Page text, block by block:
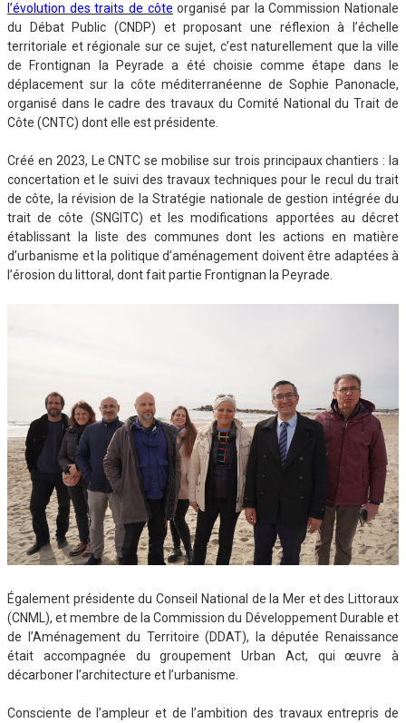
l’évolution des traits de côte organisé par la Commission Nationale
du Débat Public (CNDP) et proposant une réflexion à l’échelle
territoriale et régionale sur ce sujet, c’est naturellement que la ville
de Frontignan la Peyrade a été choisie comme étape dans le
déplacement sur la côte méditerranéenne de Sophie Panonacle,
organisé dans le cadre des travaux du Comité National du Trait de
Côte (CNTC) dont elle est présidente.
Créé en 2023, Le CNTC se mobilise sur trois principaux chantiers : la
concertation et le suivi des travaux techniques pour le recul du trait
de côte, la révision de la Stratégie nationale de gestion intégrée du
trait de côte (SNGITC) et les modifications apportées au décret
établissant la liste des communes dont les actions en matière
d’urbanisme et la politique d’aménagement doivent être adaptées à
l’érosion du littoral, dont fait partie Frontignan la Peyrade.
Également présidente du Conseil National de la Mer et des Littoraux
(CNML), et membre de la Commission du Développement Durable et
de l’Aménagement du Territoire (DDAT), la députée Renaissance
était accompagnée du groupement Urban Act, qui œuvre à
décarboner l’architecture et l’urbanisme.
Consciente de l’ampleur et de l’ambition des travaux entrepris de